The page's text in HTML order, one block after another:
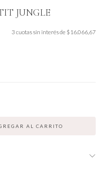
JUNGLE
3 cuotas sin interés de $16.066,67